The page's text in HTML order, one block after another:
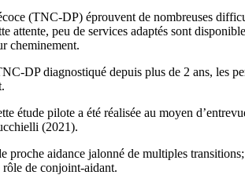
(TNC-DP) éprouvent de nombreuses
attente, peu de services adaptés sont
cheminement.
DP diagnostiqué depuis plus de 2 ans, les
étude pilote a été réalisée au moyen
(2021).
proche aidance jalonné de multiples
rôle de conjoint-aidant.